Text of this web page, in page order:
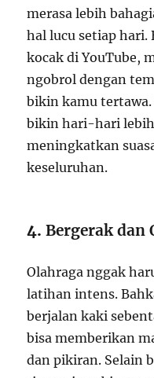
merasa lebih
hal lucu setiap hari.
kocak di YouTube,
ngobrol dengan
bikin kamu
bikin hari-hari
meningkatkan
keseluruhan.
4.Bergerak dan
Olahraga nggak
latihan intens.
berjalan kaki
bisa memberikan
dan pikiran. Selain